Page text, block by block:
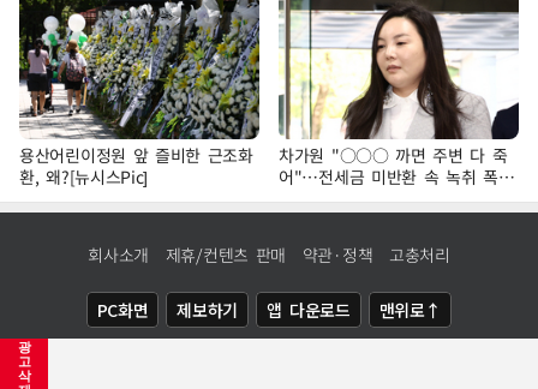
광
고
삭
용산어린이정원 앞 즐비한 근조화
환, 왜?[뉴시스Pic]
차가원 "○○○ 까면 주변 다 죽
어"…전세금 미반환 속 녹취 폭로
파장
회사소개 제휴/컨텐츠 판매 약관·정책 고충처리
PC화면 제보하기 앱 다운로드 맨위로↑